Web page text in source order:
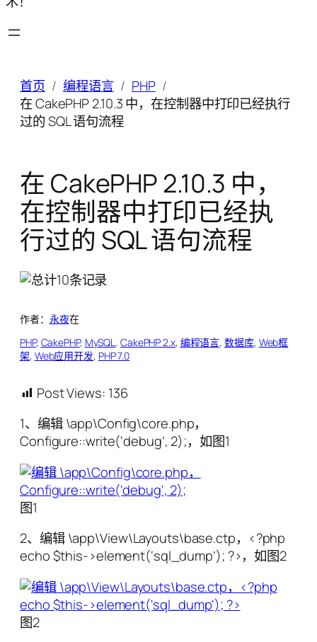
首页 编程语言
PHP
在 CakePHP 2.10.3 中，在控制器中打印已经执行
过的 SQL 语句流程
在 CakePHP 2.10.3 中，
在控制器中打印已经执
行过的 SQL 语句流程
作者： 永夜在
PHP, CakePHP, MySQL , CakePHP 2.x, 编程语言, 数据库, Web框
架, Web应用开发, PHP 7.0
Post Views: 136
1、编辑 \app\Config\core.php，
Configure::write(‘debug’, 2);，如图1
图1
2、编辑 \app\View\Layouts\base.ctp，<?php
echo $this->element(‘sql_dump’); ?>，如图2
图2